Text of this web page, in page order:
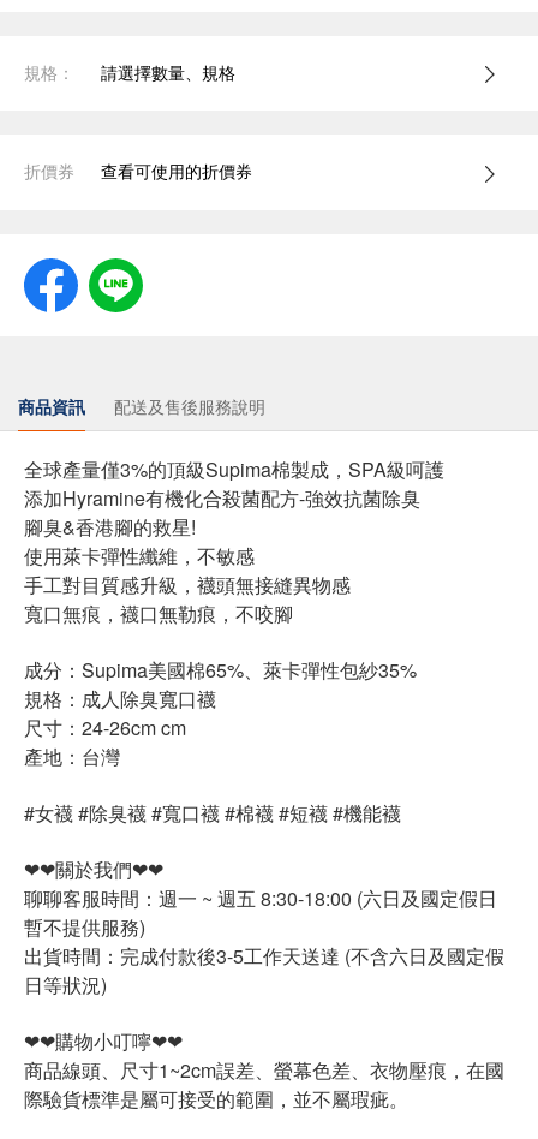
規格： 請選擇數量、規格
折價券 查看可使用的折價券
商品資訊 配送及售後服務說明
全球產量僅3%的頂級Supima棉製成，SPA級呵護
添加Hyramine有機化合殺菌配方-強效抗菌除臭
腳臭&香港腳的救星!
使用萊卡彈性纖維，不敏感
手工對目質感升級，襪頭無接縫異物感
寬口無痕，襪口無勒痕，不咬腳
成分：Supima美國棉65%、萊卡彈性包紗35%
規格：成人除臭寬口襪
尺寸：24-26cm cm
產地：台灣
#女襪 #除臭襪 #寬口襪 #棉襪 #短襪 #機能襪
❤❤關於我們❤❤
聊聊客服時間：週一 ~ 週五 8:30-18:00 (六日及國定假日
暫不提供服務)
出貨時間：完成付款後3-5工作天送達 (不含六日及國定假
日等狀況)
❤❤購物小叮嚀❤❤
商品線頭、尺寸1~2cm誤差、螢幕色差、衣物壓痕，在國
際驗貨標準是屬可接受的範圍，並不屬瑕疵。